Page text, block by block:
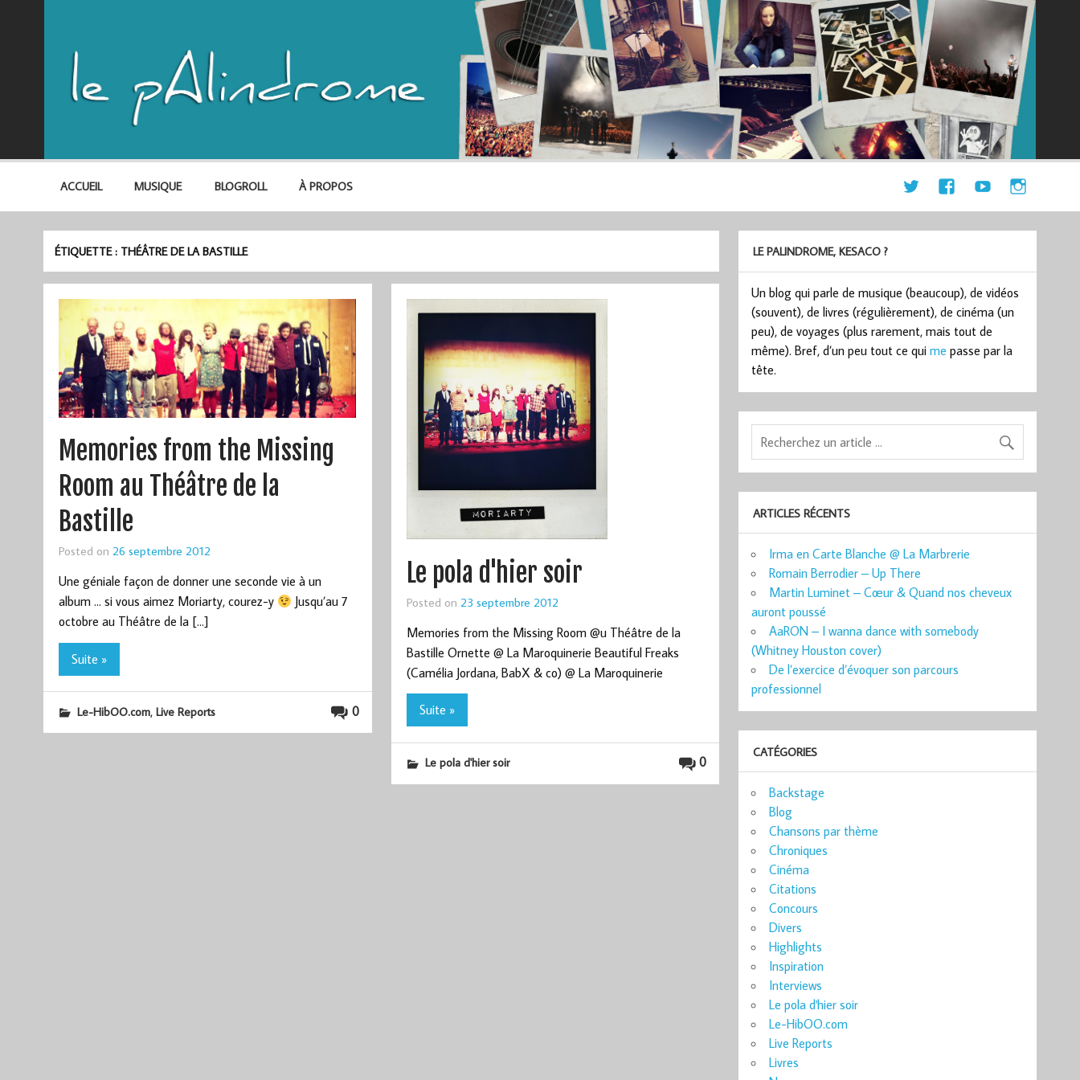
ACCUEIL MUSIQUE BLOGROLL À PROPOS
ÉTIQUETTE : THÉÂTRE DE LA BASTILLE
Memories from the Missing
Room au Théâtre de la
Bastille
Posted on 26 septembre 2012
Une géniale façon de donner une seconde vie à un
album … si vous aimez Moriarty, courez-y
Jusqu’au 7
octobre au Théâtre de la […]
Suite »
0
Le-HibOO.com, Live Reports
Le pola d'hier soir
Posted on 23 septembre 2012
Memories from the Missing Room @u Théâtre de la
Bastille Ornette @ La Maroquinerie Beautiful Freaks
(Camélia Jordana, BabX & co) @ La Maroquinerie
Suite »
0
Le pola d'hier soir
LE PALINDROME, KESACO ?
Un blog qui parle de musique (beaucoup), de vidéos
(souvent), de livres (régulièrement), de cinéma (un
peu), de voyages (plus rarement, mais tout de
même). Bref, d’un peu tout ce quime passe par la
tête.
ARTICLES RÉCENTS
Irma en Carte Blanche @ La Marbrerie
Romain Berrodier – Up There
Martin Luminet – Cœur & Quand nos cheveux
auront poussé
AaRON – I wanna dance with somebody
(Whitney Houston cover)
De l’exercice d’évoquer son parcours
professionnel
CATÉGORIES
Backstage
Blog
Chansons par thème
Chroniques
Cinéma
Citations
Concours
Divers
Highlights
Inspiration
Interviews
Le pola d'hier soir
Le-HibOO.com
Live Reports
Livres